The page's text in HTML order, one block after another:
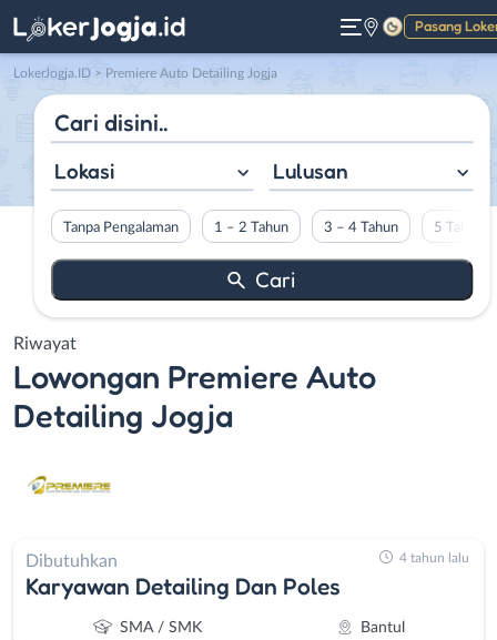
Pasang
Gelap
LokerJogja.ID > Premiere Auto Detailing Jogja
Lokasi Lulusan
Tanpa Pengalaman 1 – 2 Tahun 3 – 4 Tahun 5 Tahun
Riwayat
Lowongan Premiere Auto
Detailing Jogja
Dibutuhkan
Karyawan Detailing Dan Poles
SMA / SMK Bantul
4 tahun lalu